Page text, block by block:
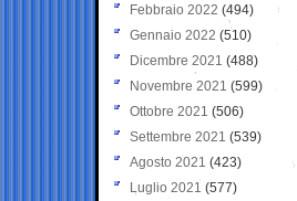
Febbraio 2022 (494)
Gennaio 2022 (510)
Dicembre 2021 (488)
Novembre 2021 (599)
Ottobre 2021 (506)
Settembre 2021 (539)
Agosto 2021 (423)
Luglio 2021 (577)